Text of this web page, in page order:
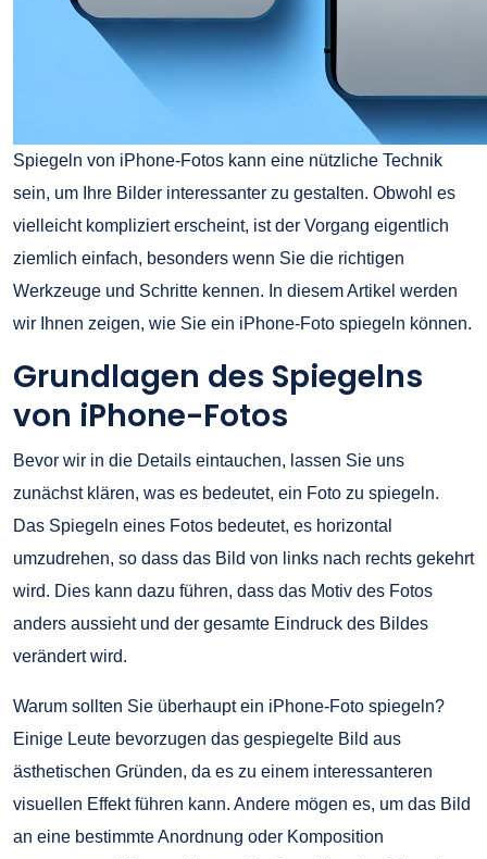
Spiegeln von iPhone-Fotos kann eine nützliche Technik
sein, um Ihre Bilder interessanter zu gestalten. Obwohl es
vielleicht kompliziert erscheint, ist der Vorgang eigentlich
ziemlich einfach, besonders wenn Sie die richtigen
Werkzeuge und Schritte kennen. In diesem Artikel werden
wir Ihnen zeigen, wie Sie ein iPhone-Foto spiegeln können.
Grundlagen des Spiegelns
von iPhone-Fotos
Bevor wir in die Details eintauchen, lassen Sie uns
zunächst klären, was es bedeutet, ein Foto zu spiegeln.
Das Spiegeln eines Fotos bedeutet, es horizontal
umzudrehen, so dass das Bild von links nach rechts gekehrt
wird. Dies kann dazu führen, dass das Motiv des Fotos
anders aussieht und der gesamte Eindruck des Bildes
verändert wird.
Warum sollten Sie überhaupt ein iPhone-Foto spiegeln?
Einige Leute bevorzugen das gespiegelte Bild aus
ästhetischen Gründen, da es zu einem interessanteren
visuellen Effekt führen kann. Andere mögen es, um das Bild
an eine bestimmte Anordnung oder Komposition